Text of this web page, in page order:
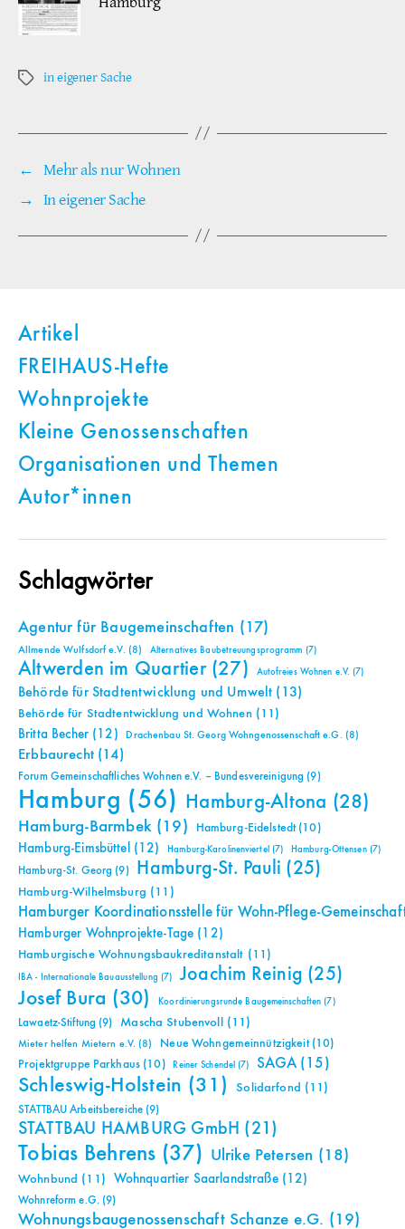
Schlagwörter
in eigener Sache
← Mehr als nur Wohnen
→ In eigener Sache
Artikel
FREIHAUS-Hefte
Wohnprojekte
Kleine Genossenschaften
Organisationen und Themen
Autor*innen
Schlagwörter
Agentur für Baugemeinschaften (17)
Allmende Wulfsdorf e.V. (8) Alternatives Baubetreuungsprogramm (7)
Altwerden im Quartier(27) Autofreies Wohnen e.V. (7)
Behörde für Stadtentwicklung und Umwelt (13)
Behörde für Stadtentwicklung und Wohnen(11)
Britta Becher(12) Drachenbau St. Georg Wohngenossenschaft e.G. (8)
Erbbaurecht(14)
Forum Gemeinschaftliches Wohnen e.V. – Bundesvereinigung (9)
Hamburg (56) Hamburg-Altona (28)
Hamburg-Barmbek(19) Hamburg-Eidelstedt(10)
Hamburg-Eimsbüttel (12) Hamburg-Karolinenviertel (7) Hamburg-Ottensen(7)
Hamburg-St. Georg (9) Hamburg-St. Pauli (25)
Hamburg-Wilhelmsburg (11)
Hamburger Koordinationsstelle für Wohn-Pflege-
Hamburger Wohnprojekte-Tage (12)
Hamburgische Wohnungsbaukreditanstalt (11)
IBA - Internationale Bauausstellung (7) Joachim Reinig (25)
Josef Bura (30) Koordinierungsrunde Baugemeinschaften (7)
Lawaetz-Stiftung (9) Mascha Stubenvoll (11)
Mieter helfen Mietern e.V. (8) Neue Wohngemeinnützigkeit(10)
Projektgruppe Parkhaus (10) Reiner Schendel (7) SAGA(15)
Schleswig-Holstein (31) Solidarfond (11)
STATTBAU Arbeitsbereiche (9)
STATTBAU HAMBURG GmbH (21)
Tobias Behrens (37) Ulrike Petersen (18)
Wohnbund (11) Wohnquartier Saarlandstraße(12)
Wohnreform e.G.(9)
Wohnungsbaugenossenschaft Schanze e.G. (19)